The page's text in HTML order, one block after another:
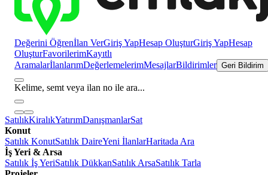
Değerini Öğrenİlan VerGiriş YapHesap OluşturGiriş YapHesap
OluşturFavorilerimKayıtlı
AramalarİlanlarımDeğerlemelerimMesajlarBildirimler Geri Bildirim
Kelime, semt veya ilan no ile ara...
SatılıkKiralıkYatırımDanışmanlarSat
Konut
Satılık KonutSatılık DaireYeni İlanlarHaritada Ara
İş Yeri & Arsa
Satılık İş YeriSatılık DükkanSatılık ArsaSatılık Tarla